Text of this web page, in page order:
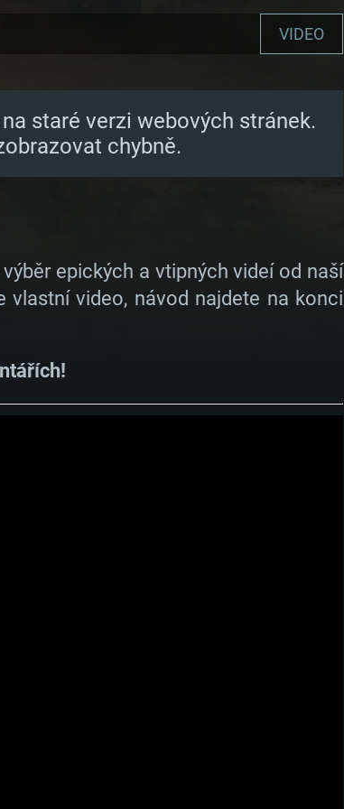
VIDEO
staré verzi webových stránek.
chybně.
epických a vtipných videí od naší
vlastní video, návod najdete na konci